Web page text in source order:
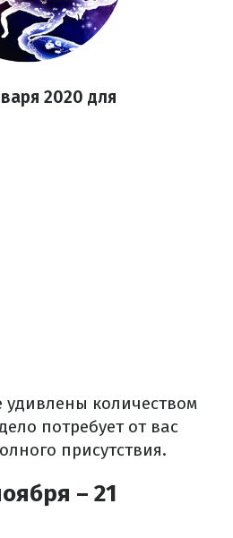
2020 для
удивлены количеством
потребует от вас
присутствия.
– 21